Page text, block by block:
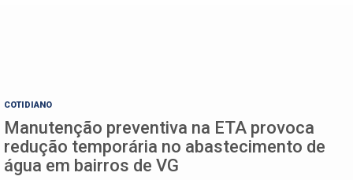
COTIDIANO
Manutenção preventiva na ETA provoca
redução temporária no abastecimento de
água em bairros de VG